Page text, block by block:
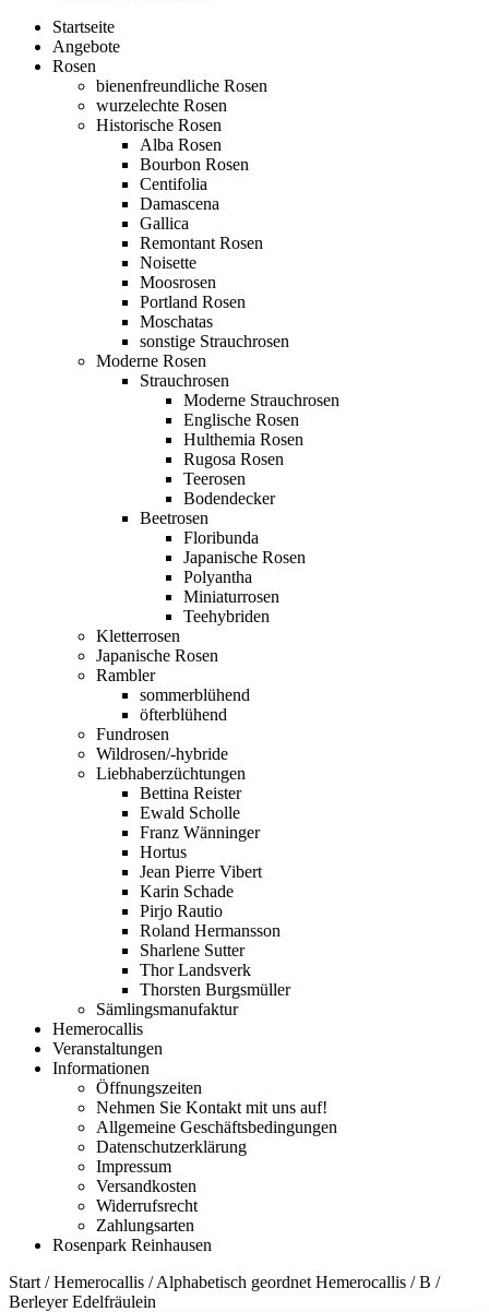
Startseite
Angebote
Rosen
bienenfreundliche Rosen
wurzelechte Rosen
Historische Rosen
Alba Rosen
Bourbon Rosen
Centifolia
Damascena
Gallica
Remontant Rosen
Noisette
Moosrosen
Portland Rosen
Moschatas
sonstige Strauchrosen
Moderne Rosen
Strauchrosen
Moderne Strauchrosen
Englische Rosen
Hulthemia Rosen
Rugosa Rosen
Teerosen
Bodendecker
Beetrosen
Floribunda
Japanische Rosen
Polyantha
Miniaturrosen
Teehybriden
Kletterrosen
Japanische Rosen
Rambler
sommerblühend
öfterblühend
Fundrosen
Wildrosen/-hybride
Liebhaberzüchtungen
Bettina Reister
Ewald Scholle
Franz Wänninger
Hortus
Jean Pierre Vibert
Karin Schade
Pirjo Rautio
Roland Hermansson
Sharlene Sutter
Thor Landsverk
Thorsten Burgsmüller
Sämlingsmanufaktur
Hemerocallis
Veranstaltungen
Informationen
Öffnungszeiten
Nehmen Sie Kontakt mit uns auf!
Allgemeine Geschäftsbedingungen
Datenschutzerklärung
Impressum
Versandkosten
Widerrufsrecht
Zahlungsarten
Rosenpark Reinhausen
Start /Hemerocallis /Alphabetisch geordnet Hemerocallis /B /
Berleyer Edelfräulein